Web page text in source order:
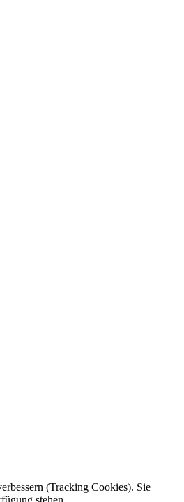
(Tracking Cookies). Sie
stehen.